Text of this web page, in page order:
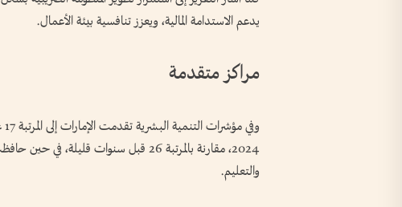
يدعم الاستدامة المالية، ويعزز تنافسية بيئة الأعمال.
مراكز متقدمة
2024، مقارنة بالمرتبة 26 قبل سنوات
والتعليم.